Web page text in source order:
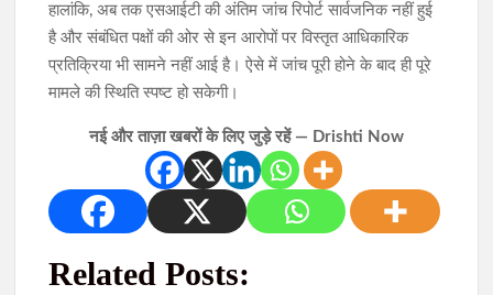
हालांकि, अब तक एसआईटी की अंतिम जांच रिपोर्ट सार्वजनिक नहीं हुई
है और संबंधित पक्षों की ओर से इन आरोपों पर विस्तृत आधिकारिक
प्रतिक्रिया भी सामने नहीं आई है। ऐसे में जांच पूरी होने के बाद ही पूरे
मामले की स्थिति स्पष्ट हो सकेगी।
नई और ताज़ा खबरों के लिए जुड़े रहें — Drishti Now
Related Posts: